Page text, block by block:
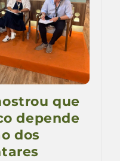
que
depende
dos